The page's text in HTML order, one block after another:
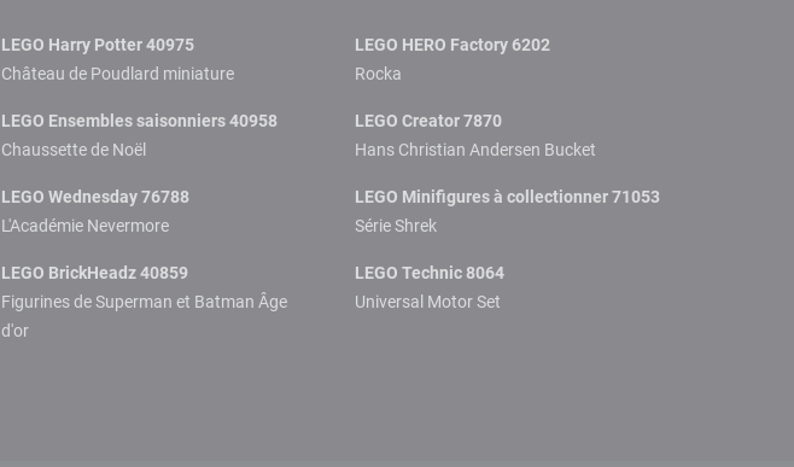
LEGO Harry Potter 40975
Château de Poudlard miniature
LEGO Ensembles saisonniers 40958
Chaussette de Noël
LEGO Wednesday 76788
L'Académie Nevermore
LEGO BrickHeadz 40859
Figurines de Superman et Batman Âge
d'or
LEGO HERO Factory 6202
Rocka
LEGO Creator 7870
Hans Christian Andersen Bucket
LEGO Minifigures à collectionner 71053
Série Shrek
LEGO Technic 8064
Universal Motor Set